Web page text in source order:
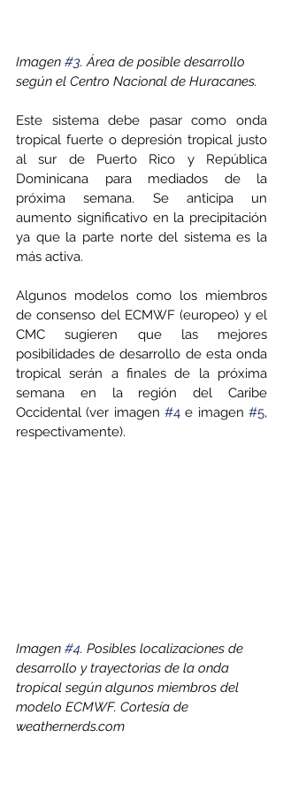
Imagen #3. Área de posible desarrollo
según el Centro Nacional de Huracanes.
Este sistema debe pasar como onda
tropical fuerte o depresión tropical justo
al sur de Puerto Rico y República
Dominicana para mediados de la
próxima semana. Se anticipa un
aumento significativo en la precipitación
ya que la parte norte del sistema es la
más activa.
Algunos modelos como los miembros
de consenso del ECMWF (europeo) y el
CMC sugieren que las mejores
posibilidades de desarrollo de esta onda
tropical serán a finales de la próxima
semana en la región del Caribe
Occidental (ver imagen #4 e imagen #5,
respectivamente).
Imagen #4. Posibles localizaciones de
desarrollo y trayectorias de la onda
tropical según algunos miembros del
modelo ECMWF. Cortesía de
weathernerds.com